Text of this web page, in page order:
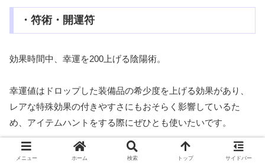
・符術・開運符
効果時間中、幸運を200上げる陰陽術。
幸運値はドロップした装備品の希少度を上げる効果があり、
レアな特殊効果の付きやすさにもおそらく影響しているた
め、アイテムハントをする際にぜひとも使いたいです。
同様に幸運バフがある宿心昇華符の併用もあり。ダメージ反
メニュー ホーム 検索 トップ サイドバー